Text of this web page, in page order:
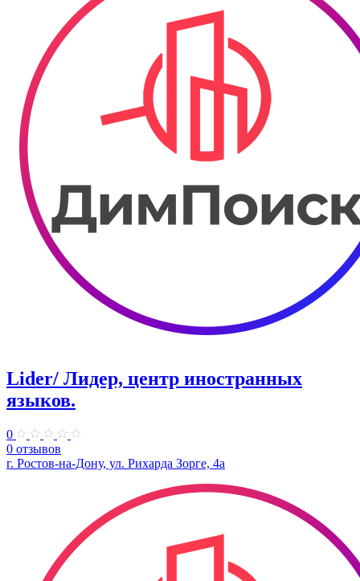
Lider/ Лидер, центр иностранных
языков.
0
0 отзывов
г. Ростов-на-Дону, ул. Рихарда Зорге, 4а